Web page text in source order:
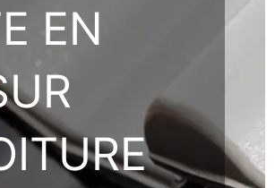
EN